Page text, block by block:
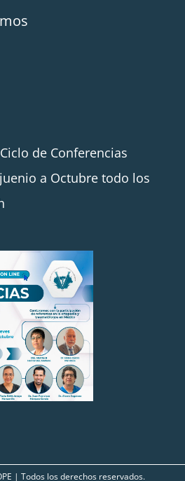
de Conferencias
a Octubre todo los
| Todos los derechos reservados.